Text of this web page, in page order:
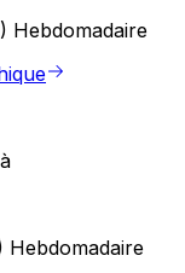
Hebdomadaire
Hebdomadaire